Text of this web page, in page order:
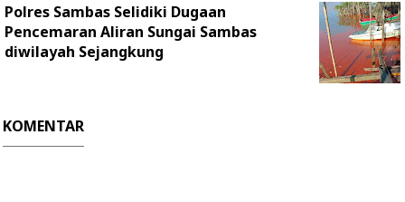
Polres Sambas Selidiki Dugaan
Pencemaran Aliran Sungai Sambas
diwilayah Sejangkung
KOMENTAR